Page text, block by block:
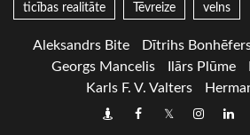
ticības realitāte Tēvreize velns
Aleksandrs Bite Dītrihs
Georgs Mancelis
Ilārs Plūme
Karls F. V. Valters
DraugiemFacebook
Twitter